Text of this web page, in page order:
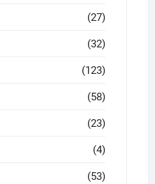
(27)
(32)
(123)
(58)
(23)
(4)
(53)